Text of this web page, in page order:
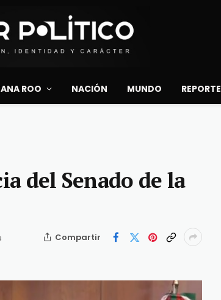
ROO NACIÓN MUNDO REPORTE
del Senado de la
Compartir